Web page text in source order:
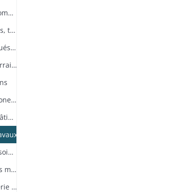
Place de Huningue: revendication du manège par la commune
Place de Huningue: réparation des bâtiments militaires, travaux
Place de Huningue: bornage des terrains militaires situés en dehors des anciens glacis (copies de pièces de 1843)
Place de Neuf-Brisach: concession et affermage des terrains et bâtiments militaires
Place de Neuf-Brisach: délimitation et bornage de la zone fortifiée
Place de Neuf-Brisach: entretien des fortifications et bâtiments militaires, construction d'une pompe à eau
Place de Belfort: acquisition d'une maison pour les besoins des travaux de défense
Place de Colmar: entretien et réparation des bâtiments militaires, travaux
Place de Colmar: construction d'une caserne de cavalerie (expropriations)